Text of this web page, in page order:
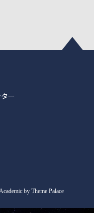
ー
by Theme Palace